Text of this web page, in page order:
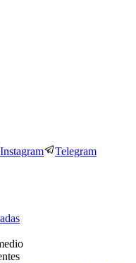
Instagram Telegram